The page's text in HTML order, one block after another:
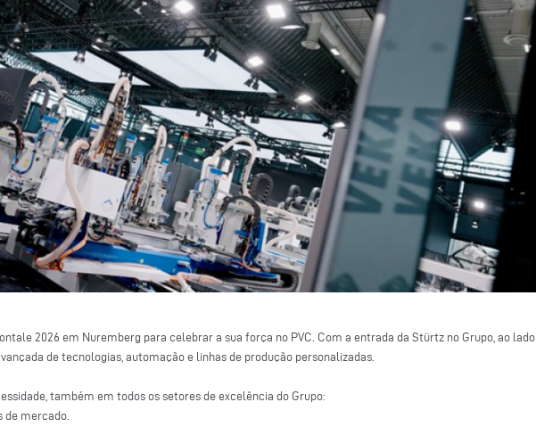
2026 em Nuremberg para celebrar a sua força no PVC. Com a entrada da Stürtz no Grupo, ao lado
de tecnologias, automação e linhas de produção personalizadas.
também em todos os setores de excelência do Grupo:
de mercado.